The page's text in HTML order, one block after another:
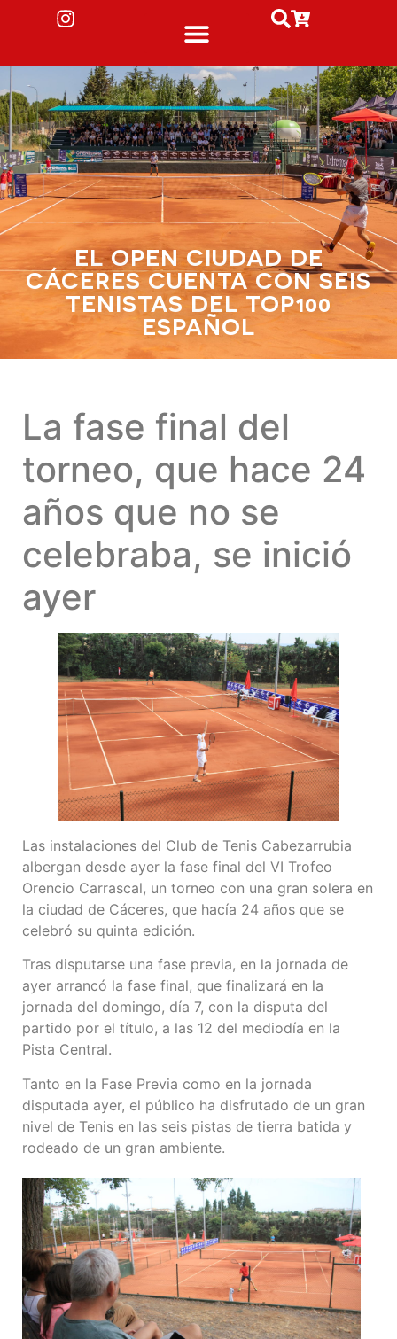
EL OPEN CIUDAD DE
CÁCERES CUENTA CON SEIS
TENISTAS DEL TOP100
ESPAÑOL
La fase final del
torneo, que hace 24
años que no se
celebraba, se inició
ayer
Las instalaciones del Club de Tenis Cabezarrubia
albergan desde ayer la fase final del VI Trofeo
Orencio Carrascal, un torneo con una gran solera en
la ciudad de Cáceres, que hacía 24 años que se
celebró su quinta edición.
Tras disputarse una fase previa, en la jornada de
ayer arrancó la fase final, que finalizará en la
jornada del domingo, día 7, con la disputa del
partido por el título, a las 12 del mediodía en la
Pista Central.
Tanto en la Fase Previa como en la jornada
disputada ayer, el público ha disfrutado de un gran
nivel de Tenis en las seis pistas de tierra batida y
rodeado de un gran ambiente.